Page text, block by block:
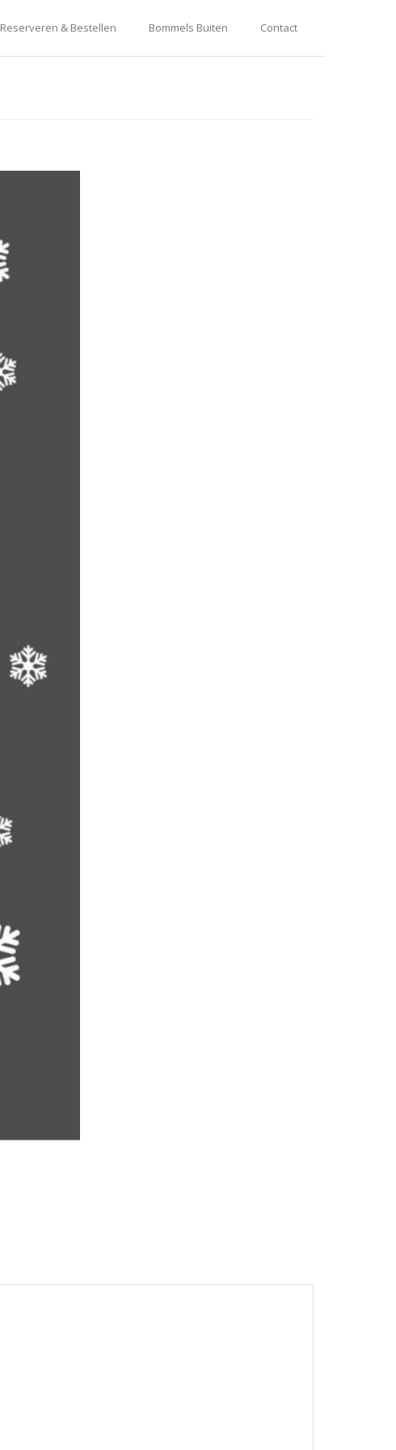
Reserveren & Bestellen Bommels Buiten Contact